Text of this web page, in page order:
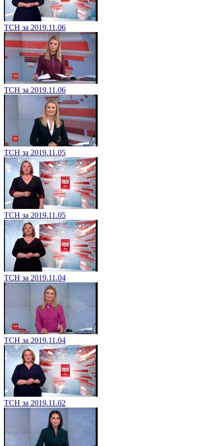
ТСН за 2019.11.06
ТСН за 2019.11.06
ТСН за 2019.11.05
ТСН за 2019.11.05
ТСН за 2019.11.04
ТСН за 2019.11.04
ТСН за 2019.11.02